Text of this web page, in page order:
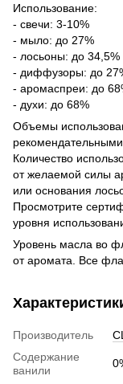
Использование:
- свечи: 3-10%
- мыло: до 27%
- лосьоны: до 34,5%
- диффузоры: до
- аромаспреи: до
- духи: до 68%
Объемы
рекомендательными.
Количество
от желаемой силы
или основания
Просмотрите
уровня
Уровень масла во
от аромата. Все
Производитель
Содержание
ванили